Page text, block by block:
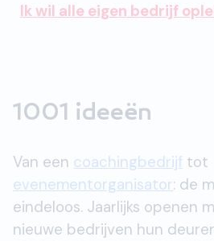
Ik wil alle eigen bedrijf
1001 ideeën
Van een coachingbedrijf tot
evenementorganisator: de
eindeloos. Jaarlijks openen
nieuwe bedrijven hun